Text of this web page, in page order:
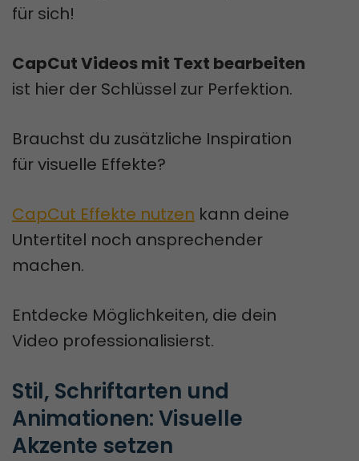
für sich!
CapCut Videos mit Text bearbeiten
ist hier der Schlüssel zur Perfektion.
Brauchst du zusätzliche Inspiration
für visuelle Effekte?
CapCut Effekte nutzen kann deine
Untertitel noch ansprechender
machen.
Entdecke Möglichkeiten, die dein
Video professionalisierst.
Stil, Schriftarten und
Animationen: Visuelle
Akzente setzen